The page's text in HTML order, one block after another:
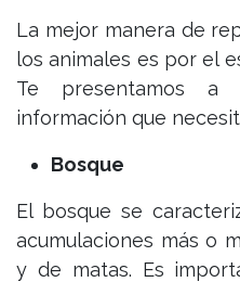
La mejor manera de
los animales es por el
Te presentamos a
información que
Bosque
El bosque se
acumulaciones más o
y de matas. Es